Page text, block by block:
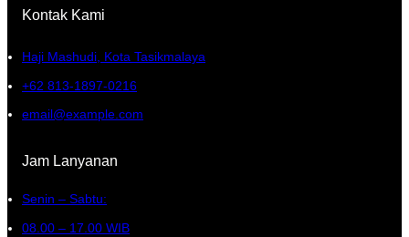
Kontak Kami
Haji Mashudi, Kota Tasikmalaya
+62 813-1897-0216
email@example.com
Jam Lanyanan
Senin – Sabtu:
08.00 – 17.00 WIB